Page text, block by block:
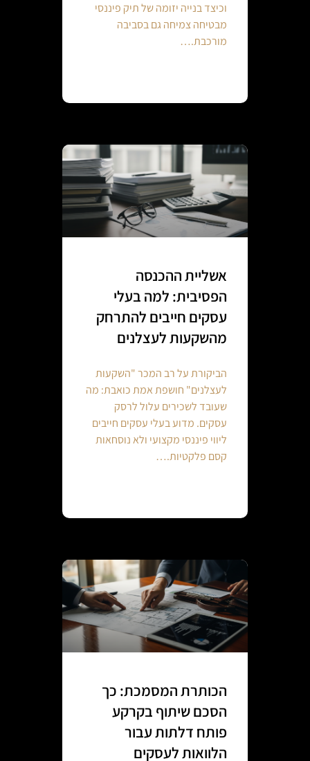
וכיצד בנייה יזומה של תיק פיננסי
מבטיחה צמיחה גם בסביבה
מורכבת.…
אשליית ההכנסה
הפסיבית: למה בעלי
עסקים חייבים להתרחק
מהשקעות לעצלנים
הביקורת על רב המכר "השקעות
לעצלנים" חושפת אמת כואבת: מה
שעובד לשכירים עלול לרסק
עסקים. מדוע בעלי עסקים חייבים
ליווי פיננסי מקצועי ולא נוסחאות
קסם פלקטיות.…
הכותרת המסמכת: כך
הסכם שיתוף בקרקע
פותח דלתות עבור
הלוואות לעסקים